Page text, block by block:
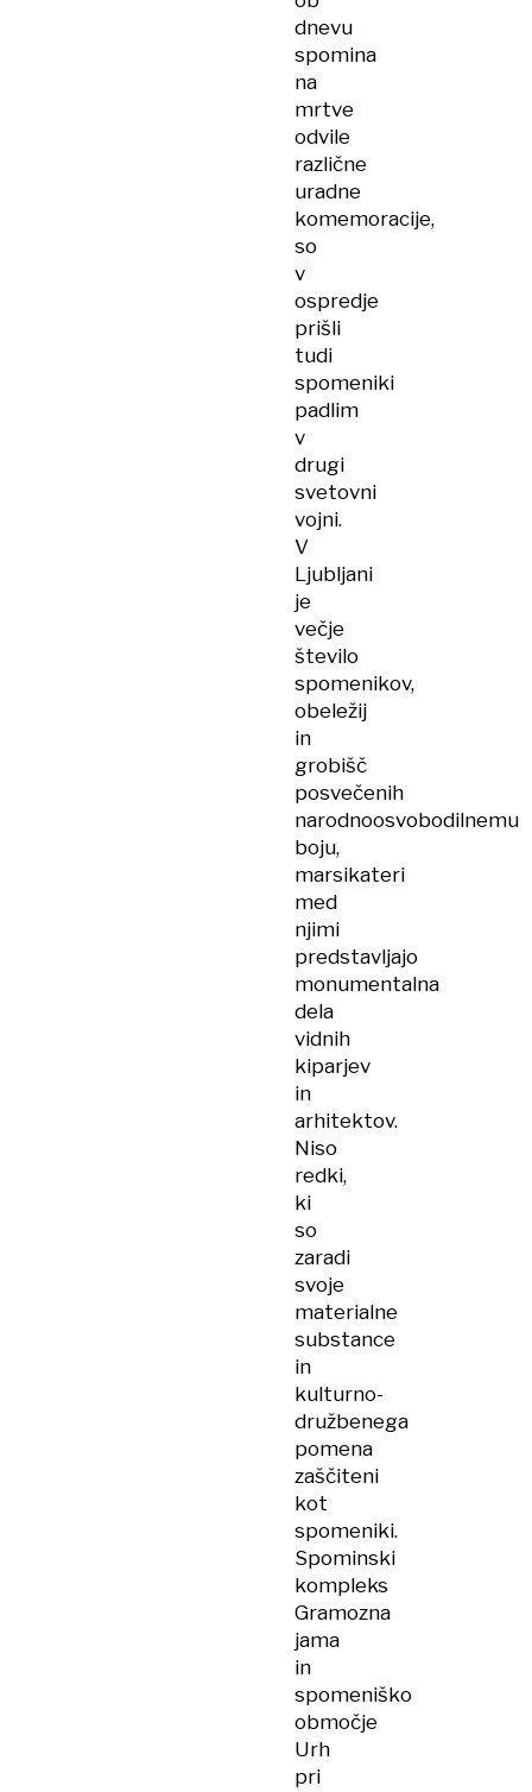
dnevu
spomina
na
mrtve
odvile
različne
uradne
komemoracije,
so
v
ospredje
prišli
tudi
spomeniki
padlim
v
drugi
svetovni
vojni.
V
Ljubljani
je
večje
število
spomenikov,
obeležij
in
grobišč
posvečenih
narodnoosvobodilnemu
boju,
marsikateri
med
njimi
predstavljajo
monumentalna
dela
vidnih
kiparjev
in
arhitektov.
Niso
redki,
ki
so
zaradi
svoje
materialne
substance
in
kulturno-
družbenega
pomena
zaščiteni
kot
spomeniki.
Spominski
kompleks
Gramozna
jama
in
spomeniško
območje
Urh
pri